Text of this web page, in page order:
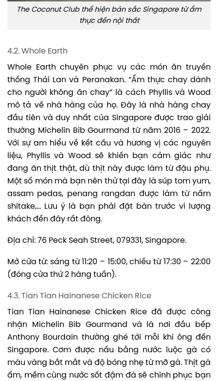
The Coconut Club thể hiện bản sắc Singapore từ ẩm
thực đến nội thất
4.2. Whole Earth
Whole Earth chuyên phục vụ các món ăn truyền
thống Thái Lan và Peranakan. “Ẩm thực chay dành
cho người không ăn chay” là cách Phyllis và Wood
mô tả về nhà hàng của họ. Đây là nhà hàng chay
đầu tiên và duy nhất của Singapore được trao giải
thường Michelin Bib Gourmand từ năm 2016 – 2022.
Với sự am hiểu về kết cấu và hương vị các nguyên
liệu, Phyllis và Wood sẽ khiến bạn cảm giác như
đang ăn thịt thật, dù thịt này được làm từ đậu phụ.
Một số món mà bạn nên thử tại đây là súp tom yum,
assam pedas, penang rangdan được làm từ nấm
shitake,… Lưu ý là bạn phải đặt bàn trước vì lượng
khách đến đây rất đông.
Địa chỉ: 76 Peck Seah Street, 079331, Singapore.
Mở cửa từ: sáng từ 11:20 – 15:00, chiều từ 17:30 – 22:00
(đóng cửa thứ 2 hàng tuần).
4.3. Tian Tian Hainanese Chicken Rice
Tian Tian Hainanese Chicken Rice đã được công
nhận Michelin Bib Gourmand và là nơi đầu bếp
Anthony Bourdain thường ghé tới mỗi khi ông đến
Singapore. Cơm được nấu bằng nước luộc gà có
màu vàng bắt mắt và độ bóng nhẹ từ mỡ gà. Thịt gà
ẩm, mềm cùng nước sốt đậm đà sẽ chinh phục bạn